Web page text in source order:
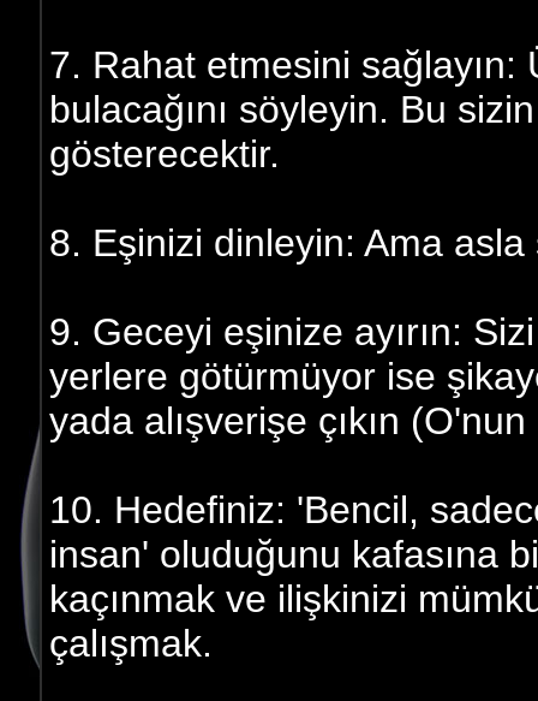
7. Rahat etmesini
bulacağını söyleyin. Bu
gösterecektir.
8. Eşinizi dinleyin: Ama
9. Geceyi eşinize ayırın:
yerlere götürmüyor ise
yada alışverişe çıkın
10. Hedefiniz: 'Bencil,
insan' oluduğunu kafasına
kaçınmak ve ilişkinizi
çalışmak.